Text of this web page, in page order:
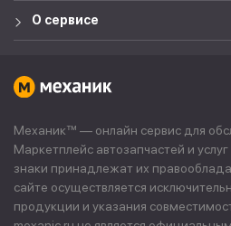
О сервисе
Механик™ — онлайн сервис для
Маркетплейс автозапчастей и
знаки принадлежат их
сайте осуществляется
продукции и указания